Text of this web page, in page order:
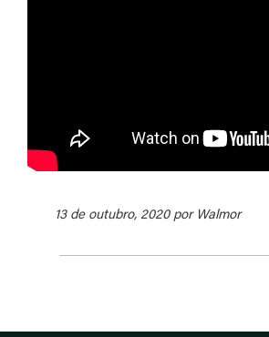
13 de outubro, 2020 por Walmor